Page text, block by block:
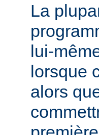
La
lui-
lorsque
alors